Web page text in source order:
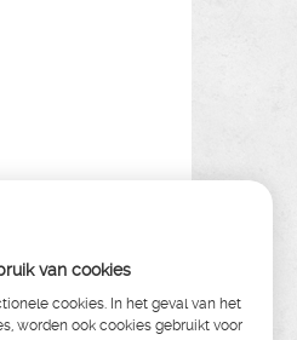
van cookies
cookies. In het geval van het
worden ook cookies gebruikt voor